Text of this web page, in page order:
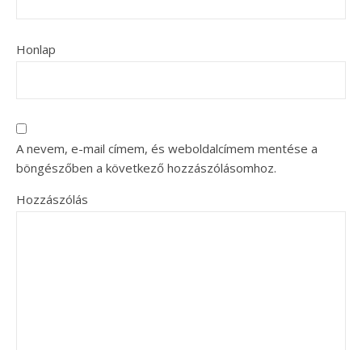
Honlap
A nevem, e-mail címem, és weboldalcímem mentése a
böngészőben a következő hozzászólásomhoz.
Hozzászólás